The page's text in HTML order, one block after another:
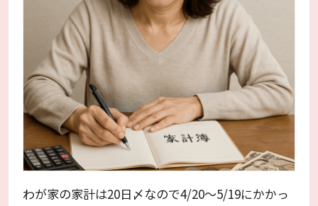
わが家の家計は20日〆なので4/20～5/19にかかっ